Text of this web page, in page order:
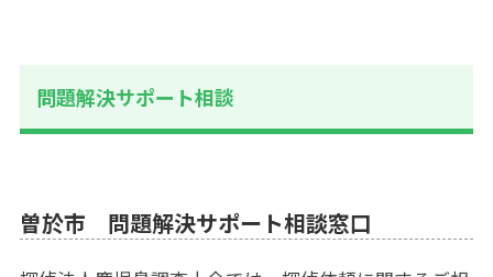
問題解決サポート相談
曽於市 問題解決サポート相談窓口